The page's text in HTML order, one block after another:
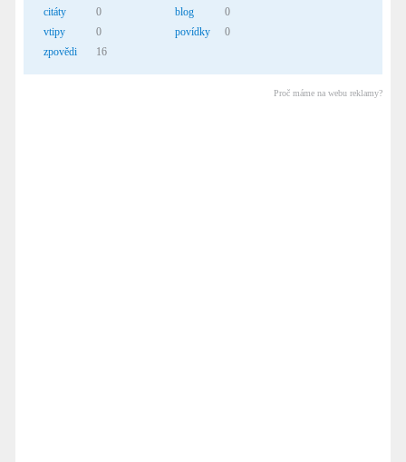
citáty
0
vtipy
0
zpovědi
16
blog
0
povídky
0
Proč máme na webu reklamy?